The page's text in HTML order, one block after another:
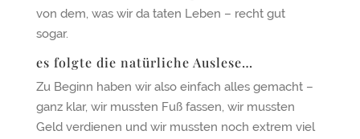
von dem, was wir da taten Leben – recht gut
sogar.
es folgte die natürliche Auslese…
Zu Beginn haben wir also einfach alles gemacht –
ganz klar, wir mussten Fuß fassen, wir mussten
Geld verdienen und wir mussten noch extrem viel